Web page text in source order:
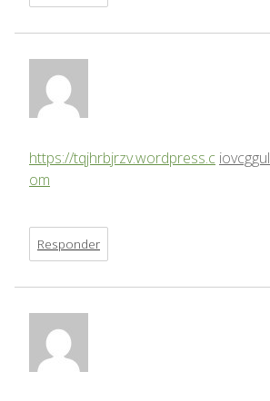
iovcggul
https://tqjhrbjrzv.wordpress.c
om
Responder